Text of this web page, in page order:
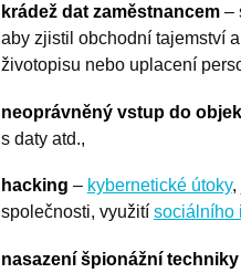
krádež dat zaměstnancem–
aby zjistil obchodní tajemství
životopisu nebo uplacení
neoprávněný vstup do
s daty atd.,
hacking – kybernetické útoky,
společnosti, využitísociálního
nasazení špionážní techniky
Nezbytně nutné